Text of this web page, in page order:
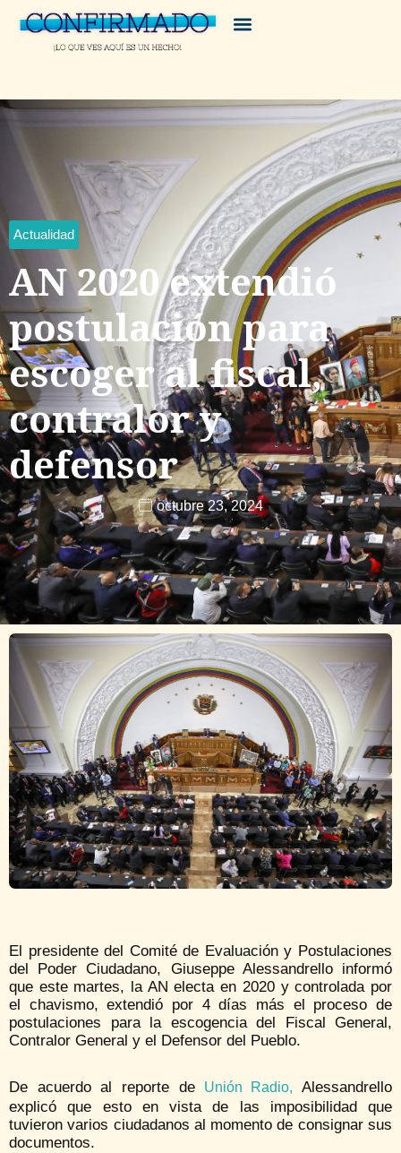
Actualidad
AN 2020 extendió
postulación para
escoger al fiscal,
contralor y
defensor
octubre 23, 2024
El presidente del Comité de Evaluación y Postulaciones
del Poder Ciudadano, Giuseppe Alessandrello informó
que este martes, la AN electa en 2020 y controlada por
el chavismo, extendió por 4 días más el proceso de
postulaciones para la escogencia del Fiscal General,
Contralor General y el Defensor del Pueblo.
De acuerdo al reporte deUnión Radio,
Alessandrello
explicó que esto en vista de las imposibilidad que
tuvieron varios ciudadanos al momento de consignar sus
documentos.